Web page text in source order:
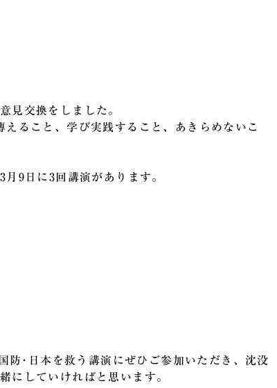
見交換をしました。
ること、学び実践すること、あきらめないこ
9日に3回講演があります。
防･日本を救う講演にぜひご参加いただき、沈没
に していければと思います。